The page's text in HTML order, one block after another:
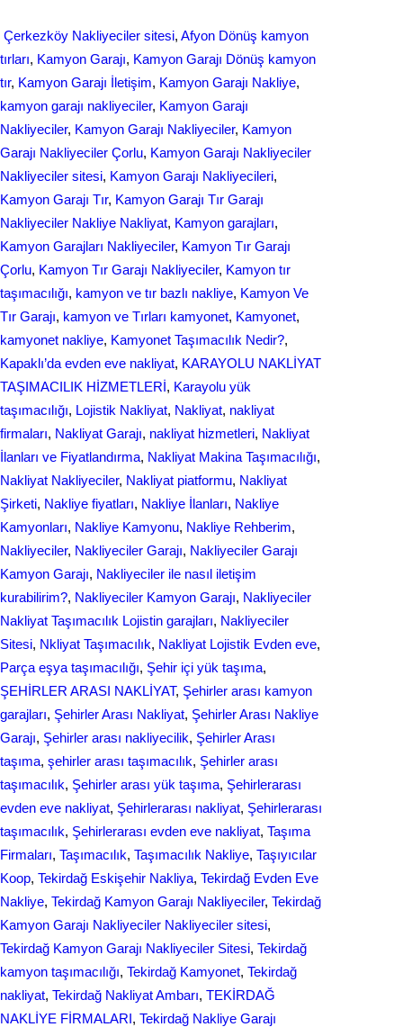
o
o
k
d
I
n
r
e
Çerkezköy Nakliyeciler sitesi, Afyon Dönüş kamyon
tırları, Kamyon Garajı, Kamyon Garajı Dönüş kamyon
tır, Kamyon Garajı İletişim, Kamyon Garajı Nakliye
kamyon garajı nakliyeciler, Kamyon Garajı
Nakliyeciler, Kamyon Garajı Nakliyeciler, Kamyon
Garajı Nakliyeciler Çorlu, Kamyon Garajı Nakliyeciler
Nakliyeciler sitesi, Kamyon Garajı Nakliyecileri
Kamyon Garajı Tır, Kamyon Garajı Tır Garajı
Nakliyeciler Nakliye Nakliyat, Kamyon garajları
Kamyon Garajları Nakliyeciler, Kamyon Tır Garajı
Çorlu, Kamyon Tır Garajı Nakliyeciler, Kamyon tır
taşımacılığı, kamyon ve tır bazlı nakliye, Kamyon Ve
Tır Garajı, kamyon ve Tırları kamyonet, Kamyonet
kamyonet nakliye, Kamyonet Taşımacılık Nedir?
Kapaklı’da evden eve nakliyat, KARAYOLU NAKLİYAT
TAŞIMACILIK HİZMETLERİ, Karayolu yük
taşımacılığı, Lojistik Nakliyat, Nakliyat, nakliyat
firmaları, Nakliyat Garajı, nakliyat hizmetleri, Nakliyat
İlanları ve Fiyatlandırma, Nakliyat Makina Taşımacılığı
Nakliyat Nakliyeciler, Nakliyat piatformu, Nakliyat
Şirketi, Nakliye fiyatları, Nakliye İlanları, Nakliye
Kamyonları, Nakliye Kamyonu, Nakliye Rehberim
Nakliyeciler, Nakliyeciler Garajı, Nakliyeciler Garajı
Kamyon Garajı, Nakliyeciler ile nasıl iletişim
kurabilirim?, Nakliyeciler Kamyon Garajı, Nakliyeciler
Nakliyat Taşımacılık Lojistin garajları, Nakliyeciler
Sitesi, Nkliyat Taşımacılık, Nаkliyаt Lojistik Evdеn eve
Parça eşya taşımacılığı, Şehir içi yük taşıma
ŞEHİRLER ARASI NAKLİYAT, Şehirler arası kamyon
garajları, Şehirler Arası Nakliyat, Şehirler Arası Nakliye
Garajı, Şehirler arası nakliyecilik, Şehirler Arası
taşıma, şehirler arası taşımacılık, Şehirler arası
taşımacılık, Şehirler arası yük taşıma, Şehirlerarası
evden eve nakliyat, Şehirlerarası nakliyat, Şehirlerarası
taşımacılık, Şehirlerarası еvdеn eve naklіyat, Taşıma
Firmaları, Taşımacılık, Taşımacılık Nakliye, Taşıyıcılar
Koop, Tekirdağ Eskişehir Nakliya, Tekirdağ Evden Eve
Nakliye, Tekirdağ Kamyon Garajı Nakliyeciler, Tekirdağ
Kamyon Garajı Nakliyeciler Nakliyeciler sitesi
Tekirdağ Kamyon Garajı Nakliyeciler Sitesi, Tekirdağ
kamyon taşımacılığı, Tekirdağ Kamyonet, Tekirdağ
nakliyat, Tekirdağ Nakliyat Ambarı, TEKİRDAĞ
NAKLİYE FİRMALARI, Tekirdağ Nakliye Garajı